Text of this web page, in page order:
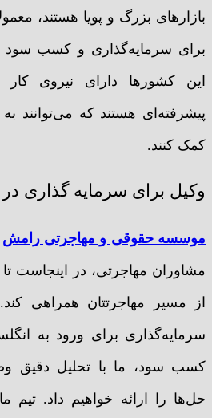
بازارهای بزرگ و پویا هستند،
برای سرمایه‌گذاری و کسب سود
این کشورها دارای نیروی
پیشرفته‌ای هستند که می‌توانند
کمک کنند.
وکیل برای سرمایه گذاری در
موسسه حقوقی و مهاجرتی رامش
مشاوران مهاجرتی، در اینجاست
از مسیر مهاجرتتان همراهی
سرمایه‌گذاری برای ورود به
کسب سود، ما با تحلیل دقیق
حل‌ها را ارائه خواهیم داد. تیم